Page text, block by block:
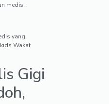
medis.
yang
Wakaf
Gigi